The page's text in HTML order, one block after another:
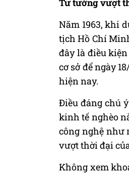
Tư tưởng vượt
Năm 1963, khi
tịch Hồ Chí
đây là điều
cơ sở để ngày
hiện nay.
Điều đáng chú
kinh tế nghèo
công nghệ như
vượt thời đại
Không xem